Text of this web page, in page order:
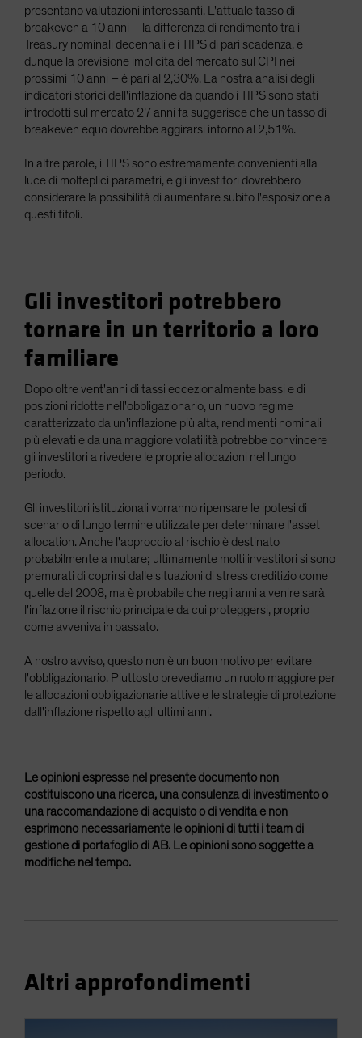
presentano valutazioni interessanti. L'attuale tasso di
breakeven a 10 anni – la differenza di rendimento tra i
Treasury nominali decennali e i TIPS di pari scadenza, e
dunque la previsione implicita del mercato sul CPI nei
prossimi 10 anni – è pari al 2,30%. La nostra analisi degli
indicatori storici dell'inflazione da quando i TIPS sono stati
introdotti sul mercato 27 anni fa suggerisce che un tasso di
breakeven equo dovrebbe aggirarsi intorno al 2,51%.
In altre parole, i TIPS sono estremamente convenienti alla
luce di molteplici parametri, e gli investitori dovrebbero
considerare la possibilità di aumentare subito l'esposizione a
questi titoli.
Gli investitori potrebbero
tornare in un territorio a loro
familiare
Dopo oltre vent'anni di tassi eccezionalmente bassi e di
posizioni ridotte nell'obbligazionario, un nuovo regime
caratterizzato da un'inflazione più alta, rendimenti nominali
più elevati e da una maggiore volatilità potrebbe convincere
gli investitori a rivedere le proprie allocazioni nel lungo
periodo.
Gli investitori istituzionali vorranno ripensare le ipotesi di
scenario di lungo termine utilizzate per determinare l'asset
allocation. Anche l'approccio al rischio è destinato
probabilmente a mutare; ultimamente molti investitori si sono
premurati di coprirsi dalle situazioni di stress creditizio come
quelle del 2008, ma è probabile che negli anni a venire sarà
l'inflazione il rischio principale da cui proteggersi, proprio
come avveniva in passato.
A nostro avviso, questo non è un buon motivo per evitare
l'obbligazionario. Piuttosto prevediamo un ruolo maggiore per
le allocazioni obbligazionarie attive e le strategie di protezione
dall'inflazione rispetto agli ultimi anni.
Le opinioni espresse nel presente documento non
costituiscono una ricerca, una consulenza di investimento o
una raccomandazione di acquisto o di vendita e non
esprimono necessariamente le opinioni di tutti i team di
gestione di portafoglio di AB. Le opinioni sono soggette a
modifiche nel tempo.
Altri approfondimenti